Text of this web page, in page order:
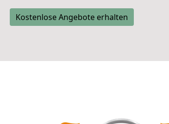
Kostenlose Angebote erhalten